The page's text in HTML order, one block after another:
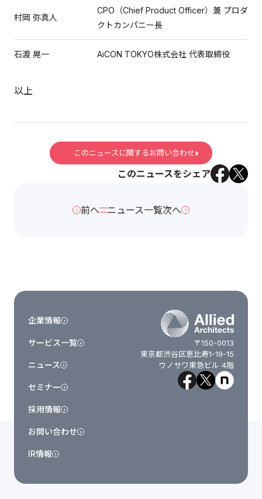
村岡 弥真人
CPO（Chief Product Officer）兼 プロダ
クトカンパニー長
石渡 晃一 AiCON TOKYO株式会社 代表取締役
以上
このニュースに関するお問い合わせ
このニュースをシェア
前へ ニュース一覧次へ
〒150-0013
東京都渋谷区恵比寿1-19-15
ウノサワ東急ビル 4階
企業情報
サービス一覧
ニュース
セミナー
採用情報
お問い合わせ
IR情報